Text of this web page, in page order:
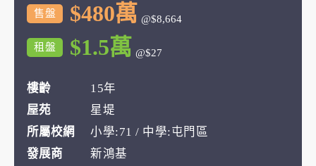
售盤 $480萬 @$8,664
租盤 $1.5萬 @$27
樓齡
15年
屋苑
星堤
所屬校網
小學:71 / 中學:屯門區
發展商
新鴻基